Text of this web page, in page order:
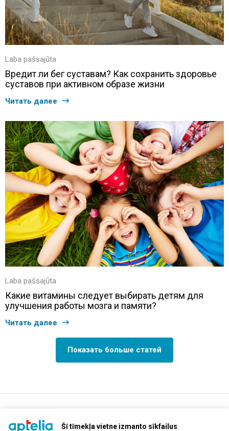
Šī tīmekļa vietne izmanto sīkfailus
Laba pašsajūta
Вредит ли бег суставам? Как сохранить здоровье
суставов при активном образе жизни
Читать далее
Laba pašsajūta
Какие витамины следует выбирать детям для
улучшения работы мозга и памяти?
Читать далее
Показать больше статей